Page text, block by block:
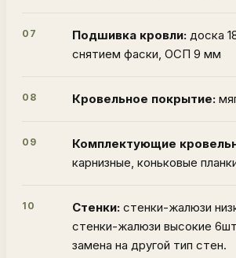
07 Подшивка кровли: доска
снятием фаски, ОСП 9 мм
08 Кровельное покрытие:
09 Комплектующие
карнизные, коньковые
10 Стенки: стенки-жалюзи
стенки-жалюзи высокие
замена на другой тип стен.